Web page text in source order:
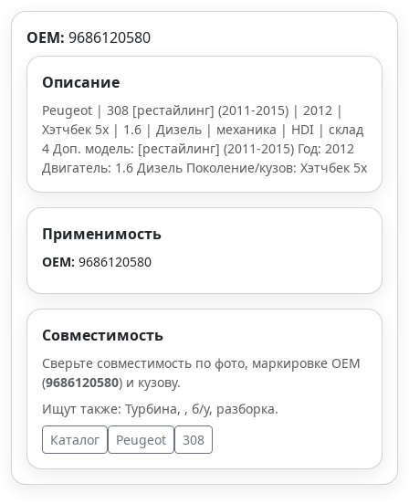
OEM: 9686120580
Описание
Peugeot | 308 [рестайлинг] (2011-2015) | 2012 |
Хэтчбек 5х | 1.6 | Дизель | механика | HDI | склад
4 Доп. модель: [рестайлинг] (2011-2015) Год: 2012
Двигатель: 1.6 Дизель Поколение/кузов: Хэтчбек 5х
Применимость
OEM: 9686120580
Совместимость
Сверьте совместимость по фото, маркировке OEM
(9686120580) и кузову.
Ищут также: Турбина, , б/у, разборка.
Каталог
Peugeot 308